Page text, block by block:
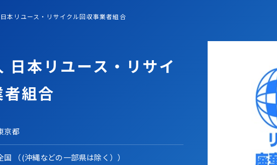
本リユース・リサイクル回収事業者組合
日本リユース・リサイ
組合
京都
国 （(沖縄などの一部県は除く））